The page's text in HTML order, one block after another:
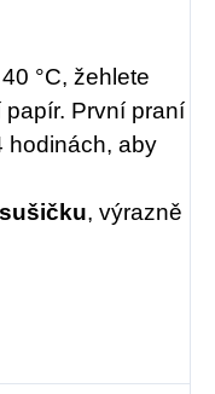
°C, žehlete
První praní
hodinách, aby
, výrazně